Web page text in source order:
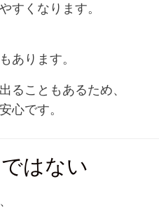
すくなります。
あります。
ることもあるため、
心です。
はない